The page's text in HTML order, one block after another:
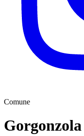
Comune
Gorgonzola